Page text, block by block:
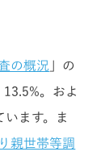
の概況 」の
。およ
ます。ま
親世帯等調